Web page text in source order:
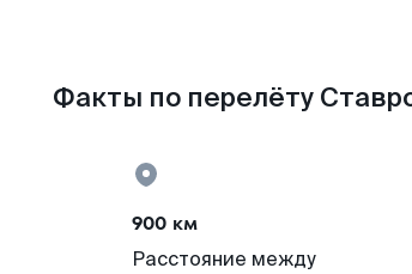
Факты по перелёту
900 км
Расстояние между